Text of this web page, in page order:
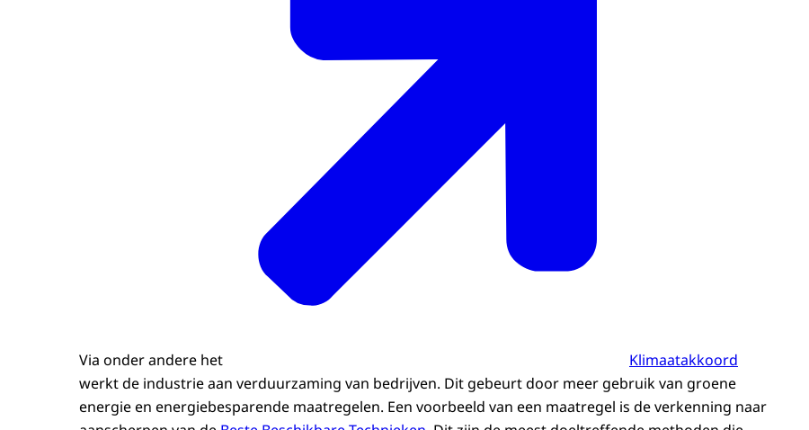
Via onder andere het
Klimaatakkoord
werkt de industrie aan verduurzaming van bedrijven. Dit gebeurt door meer gebruik van groene
energie en energiebesparende maatregelen. Een voorbeeld van een maatregel is de verkenning naar